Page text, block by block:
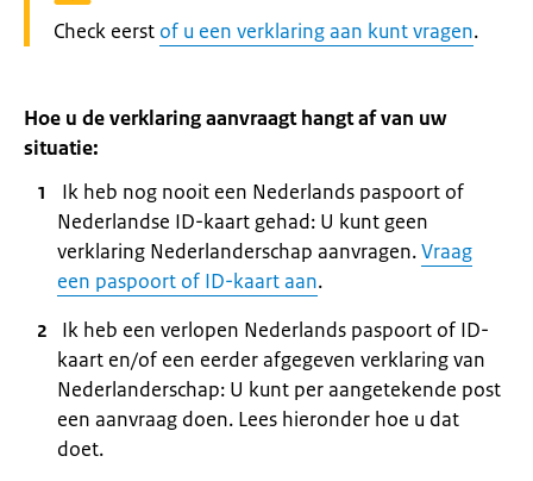
Waarschuwing:
Check eerst of u een verklaring aan kunt vragen.
Hoe u de verklaring aanvraagt hangt af van uw
situatie:
Ik heb nog nooit een Nederlands paspoort of
Nederlandse ID-kaart gehad: U kunt geen
verklaring Nederlanderschap aanvragen.Vraag
een paspoort of ID-kaart aan.
Ik heb een verlopen Nederlands paspoort of ID-
kaart en/of een eerder afgegeven verklaring van
Nederlanderschap: U kunt per aangetekende post
een aanvraag doen. Lees hieronder hoe u dat
doet.